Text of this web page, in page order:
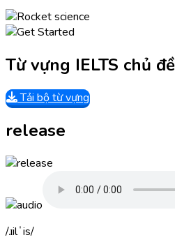
Từ vựng IELTS chủ
Tải bộ từ vựng
release
ɹilˈis